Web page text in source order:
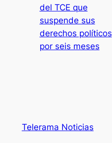
del TCE que
suspende sus
derechos políticos
por seis meses
Telerama Noticias